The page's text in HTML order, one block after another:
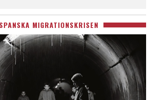
MIGRATIONSKRISEN